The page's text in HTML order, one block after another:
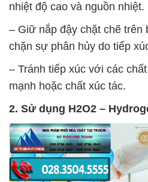
nhiệt độ cao và nguồn nhiệt.
– Giữ nắp đậy chặt chẽ trên
chặn sự phân hủy do tiếp
– Tránh tiếp xúc với các
mạnh hoặc chất xúc tác.
2. Sử dụng H2O2 –